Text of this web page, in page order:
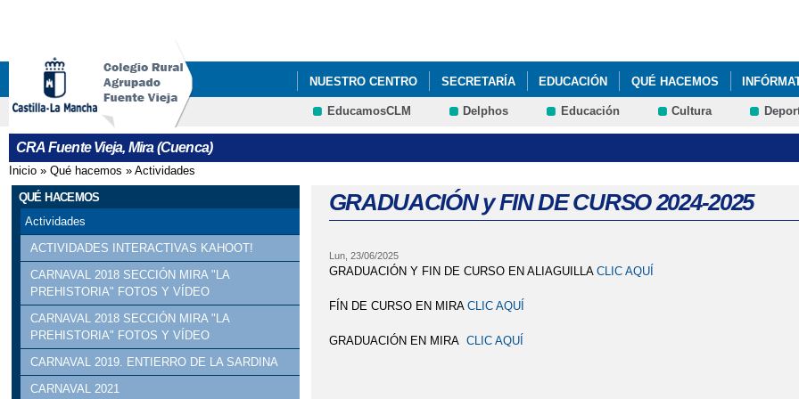
NUESTRO CENTRO SECRETARÍA EDUCACIÓN QUÉ HACEMOS
DURMIENDO CON TIBURONES 2023 DÍA DEL AUTISMO FELICITACIÓN
EducamosCLM Delphos Educación Cultura
CRA Fuente Vieja, Mira (Cuenca)
Se encuentra usted aquí
Inicio » Qué hacemos » Actividades
QUÉ HACEMOS
Actividades
ACTIVIDADES INTERACTIVAS KAHOOT!
CARNAVAL 2018 SECCIÓN MIRA "LA
PREHISTORIA" FOTOS Y VÍDEO
CARNAVAL 2018 SECCIÓN MIRA "LA
PREHISTORIA" FOTOS Y VÍDEO
CARNAVAL 2019. ENTIERRO DE LA SARDINA
CARNAVAL 2021
GRADUACIÓN y FIN DE CURSO 2024-2025
Lun, 23/06/2025
GRADUACIÓN Y FIN DE CURSO EN ALIAGUILLACLIC AQUÍ
FÍN DE CURSO EN MIRA CLIC AQUÍ
GRADUACIÓN EN MIRA CLIC AQUÍ